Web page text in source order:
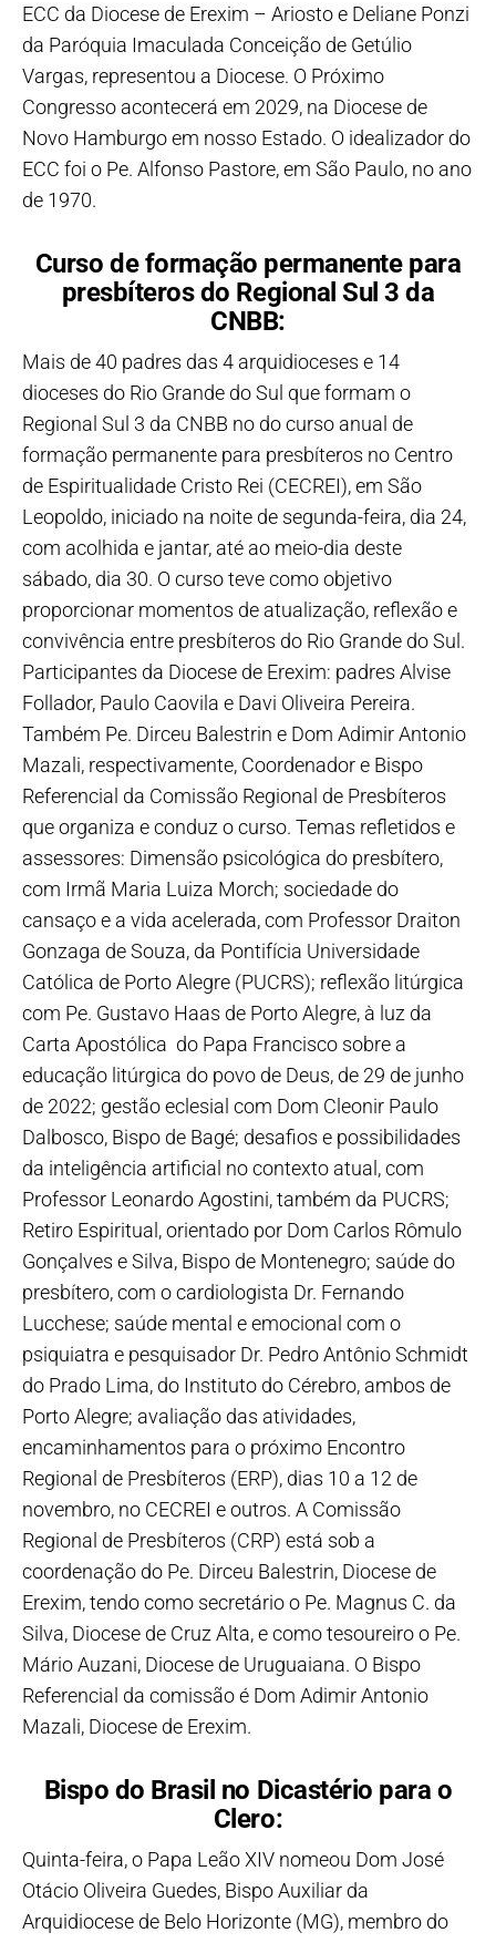
ECC da Diocese de Erexim – Ariosto e Deliane Ponzi
da Paróquia Imaculada Conceição de Getúlio
Vargas, representou a Diocese. O Próximo
Congresso acontecerá em 2029, na Diocese de
Novo Hamburgo em nosso Estado. O idealizador do
ECC foi o Pe. Alfonso Pastore, em São Paulo, no ano
de 1970.
Curso de formação permanente para
presbíteros do Regional Sul 3 da
CNBB:
Mais de 40 padres das 4 arquidioceses e 14
dioceses do Rio Grande do Sul que formam o
Regional Sul 3 da CNBB no do curso anual de
formação permanente para presbíteros no Centro
de Espiritualidade Cristo Rei (CECREI), em São
Leopoldo, iniciado na noite de segunda-feira, dia 24,
com acolhida e jantar, até ao meio-dia deste
sábado, dia 30. O curso teve como objetivo
proporcionar momentos de atualização, reflexão e
convivência entre presbíteros do Rio Grande do Sul.
Participantes da Diocese de Erexim: padres Alvise
Follador, Paulo Caovila e Davi Oliveira Pereira.
Também Pe. Dirceu Balestrin e Dom Adimir Antonio
Mazali, respectivamente, Coordenador e Bispo
Referencial da Comissão Regional de Presbíteros
que organiza e conduz o curso. Temas refletidos e
assessores: Dimensão psicológica do presbítero,
com Irmã Maria Luiza Morch; sociedade do
cansaço e a vida acelerada, com Professor Draiton
Gonzaga de Souza, da Pontifícia Universidade
Católica de Porto Alegre (PUCRS); reflexão litúrgica
com Pe. Gustavo Haas de Porto Alegre, à luz da
Carta Apostólica do Papa Francisco sobre a
educação litúrgica do povo de Deus, de 29 de junho
de 2022; gestão eclesial com Dom Cleonir Paulo
Dalbosco, Bispo de Bagé; desafios e possibilidades
da inteligência artificial no contexto atual, com
Professor Leonardo Agostini, também da PUCRS;
Retiro Espiritual, orientado por Dom Carlos Rômulo
Gonçalves e Silva, Bispo de Montenegro; saúde do
presbítero, com o cardiologista Dr. Fernando
Lucchese; saúde mental e emocional com o
psiquiatra e pesquisador Dr. Pedro Antônio Schmidt
do Prado Lima, do Instituto do Cérebro, ambos de
Porto Alegre; avaliação das atividades,
encaminhamentos para o próximo Encontro
Regional de Presbíteros (ERP), dias 10 a 12 de
novembro, no CECREI e outros. A Comissão
Regional de Presbíteros (CRP) está sob a
coordenação do Pe. Dirceu Balestrin, Diocese de
Erexim, tendo como secretário o Pe. Magnus C. da
Silva, Diocese de Cruz Alta, e como tesoureiro o Pe.
Mário Auzani, Diocese de Uruguaiana. O Bispo
Referencial da comissão é Dom Adimir Antonio
Mazali, Diocese de Erexim.
Bispo do Brasil no Dicastério para o
Clero:
Quinta-feira, o Papa Leão XIV nomeou Dom José
Otácio Oliveira Guedes, Bispo Auxiliar da
Arquidiocese de Belo Horizonte (MG), membro do